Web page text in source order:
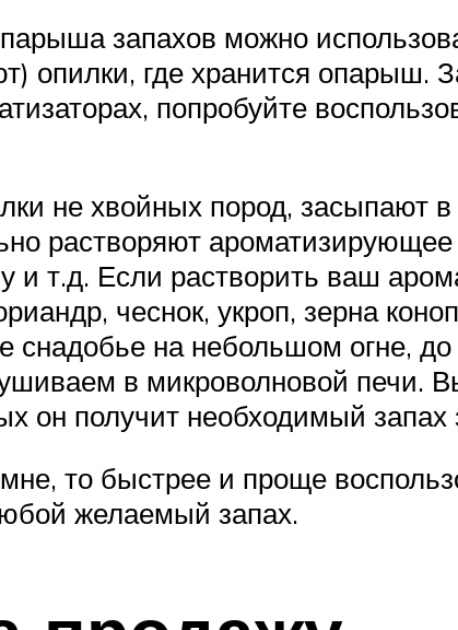
запахов можно
опилки, где хранится опарыш.
попробуйте
не хвойных пород, засыпают
растворяют
и т.д. Если растворить ваш
чеснок, укроп, зерна
на небольшом огне,
в микроволновой печи.
он получит необходимый запах
то быстрее и проще
желаемый запах.